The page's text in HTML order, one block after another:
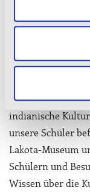
bemüht sich, ihre
bewahren.
an, über die
Die Kultur der
gehört zum
Josefs
indianische
unsere Schüler
Lakota-Museum
Schülern und
Wissen über die